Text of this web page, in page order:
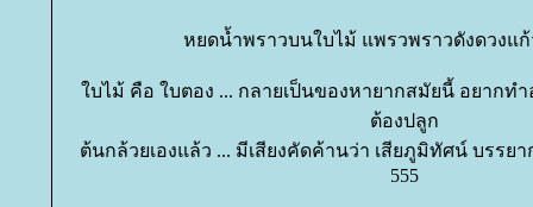
หยดน้ำพราวบนใบไม้ แพรวพราวดังดวงแก้
บไม้ คือ ใบตอง ... กลายเป็นของหายากสมัยนี้ อยากทำ
ต้องปลูก
ต้นกล้วยเองแล้ว ... มีเสียงคัดค้านว่า เสียภูมิทัศน์ บรรย
555